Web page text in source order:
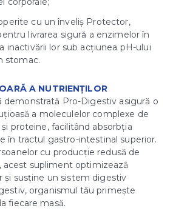
cu un înveliș Protector,
livrarea sigură a enzimelor în
inactivării lor sub acțiunea pH-ului
stomac.
A NUTRIENȚILOR
demonstrată Pro-Digestiv asigură o
a moleculelor complexe de
proteine, facilitând absorbția
în tractul gastro-intestinal superior.
cu producție redusă de
acest supliment optimizează
și susține un sistem digestiv
organismul tău primește
fiecare masă.